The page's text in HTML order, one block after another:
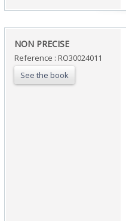
‎NON PRECISE‎
Reference : RO30024011
See the book